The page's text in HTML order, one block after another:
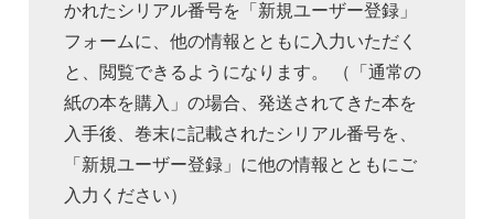
かれたシリアル番号を「新規ユーザー登録」
フォームに、他の情報とともに入力いただく
と、閲覧できるようになります。 （「通常の
紙の本を購入」の場合、発送されてきた本を
入手後、巻末に記載されたシリアル番号を、
「新規ユーザー登録」に他の情報とともにご
入力ください）